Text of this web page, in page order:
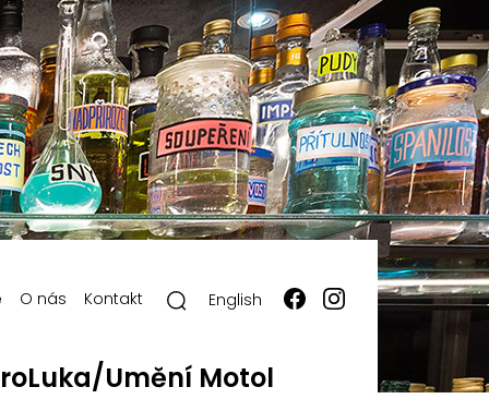
Umění Motol
O nás Kontakt English